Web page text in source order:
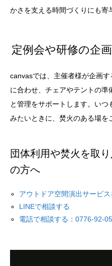
かさを支える時間づくりにも寄
定例会や研修の企
canvasでは、主催者様が企画
に合わせ、チェアやテントの
と管理をサポートします。い
みたいときに、焚火のある場を
団体利用や焚火を取
の方へ
アウトドア空間演出サービス
LINEで相談する
電話で相談する：0776-92-